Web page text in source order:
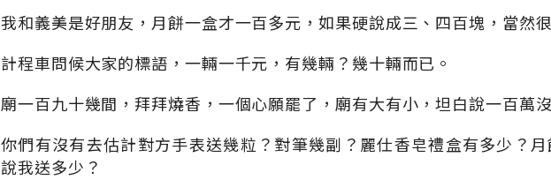
我和義美是好朋友，月餅一盒才一百多元，如果硬說成三、四百塊，當然
計程車問候大家的標語，一輛一千元，有幾輛？幾十輛而已。
廟一百九十幾間，拜拜燒香，一個心願罷了，廟有大有小，坦白說一百萬
你們有沒有去估計對方手表送幾粒？對筆幾副？麗仕香皂禮盒有多少？
說我送多少？